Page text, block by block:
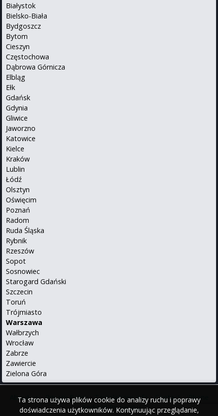
Ta strona używa plików cookie do analizy ruchu i poprawy
doświadczenia użytkowników. Kontynuując przeglądanie,
Białystok
Bielsko-Biała
Bydgoszcz
Bytom
Cieszyn
Częstochowa
Dąbrowa Górnicza
Elbląg
Ełk
Gdańsk
Gdynia
Gliwice
Jaworzno
Katowice
Kielce
Kraków
Lublin
Łódź
Olsztyn
Oświęcim
Poznań
Radom
Ruda Śląska
Rybnik
Rzeszów
Sopot
Sosnowiec
Starogard Gdański
Szczecin
Toruń
Trójmiasto
Warszawa
Wałbrzych
Wrocław
Zabrze
Zawiercie
Zielona Góra
About us•Privacy Policy• Translations info•Contact•iPhone
•Android Po polsku